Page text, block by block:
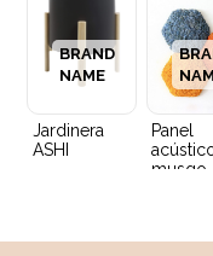
Jardinera
ASHI
BRAND
NAME
Panel
musgo